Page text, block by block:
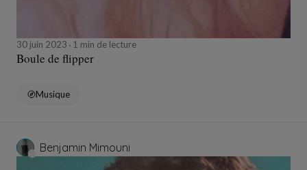
30 juin 2023 1 min de lecture
Boule de flipper
Musique
Benjamin Mimouni